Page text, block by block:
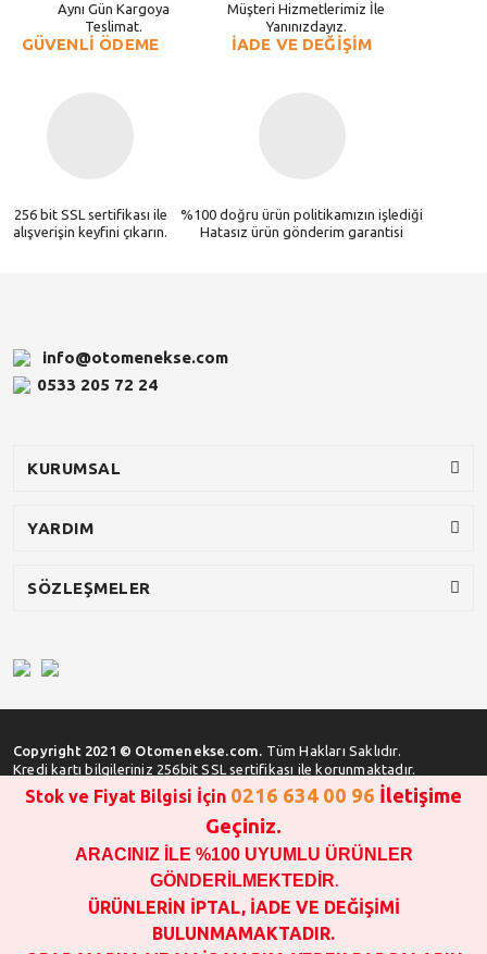
Aynı Gün Kargoya
Teslimat.
Müşteri Hizmetlerimiz İle
Yanınızdayız.
GÜVENLİ ÖDEME
256 bit SSL sertifikası ile
alışverişin keyfini çıkarın.
İADE VE DEĞİŞİM
%100 doğru ürün politikamızın işlediği
Hatasız ürün gönderim garantisi
info@otomenekse.com
0533 205 72 24
KURUMSAL
YARDIM
SÖZLEŞMELER
Copyright 2021 © Otomenekse.com. Tüm Hakları Saklıdır.
Kredi kartı bilgileriniz 256bit SSL sertifikası ile korunmaktadır.
SATIN ALMA İŞLEMİ YAPMADAN ÖNCE
STOK VE FİYAT BİLGİSİ ALINIZ !!!
1000 TL VE ÜSTÜ SİPARİŞ VERİLEBİLİR!!!
OPAR MARKA VE MAİS MARKA YEDEK PARÇALARIN
GARANTİSİ YOKTUR!!!!!!!!!!!
Stok ve Fiyat Bilgisi İçin 0216 634 00 96 İletişime
Geçiniz.
ARACINIZ İLE %100 UYUMLU ÜRÜNLER
GÖNDERİLMEKTEDİR.
ÜRÜNLERİN İPTAL, İADE VE DEĞİŞİMİ
BULUNMAMAKTADIR.